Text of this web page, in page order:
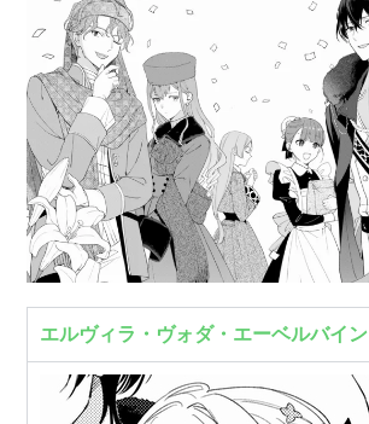
エルヴィラ・ヴォダ・エーベルバイン